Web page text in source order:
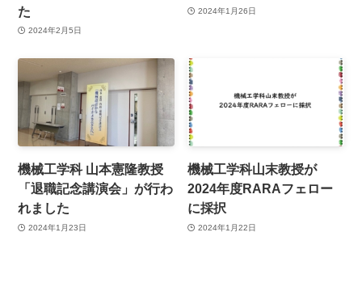
た
2024年2月5日
2024年1月26日
機械工学科 山本憲隆教授
「退職記念講演会」が行わ
れました
2024年1月23日
機械工学科山末教授が
2024年度RARAフェロー
に採択
2024年1月22日